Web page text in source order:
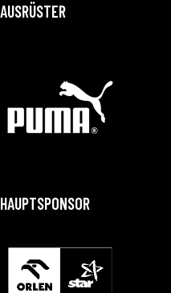
AUSRÜSTER
HAUPTSPONSOR